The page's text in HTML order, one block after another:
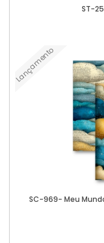
ST-
Lançamento
SC-969- Meu